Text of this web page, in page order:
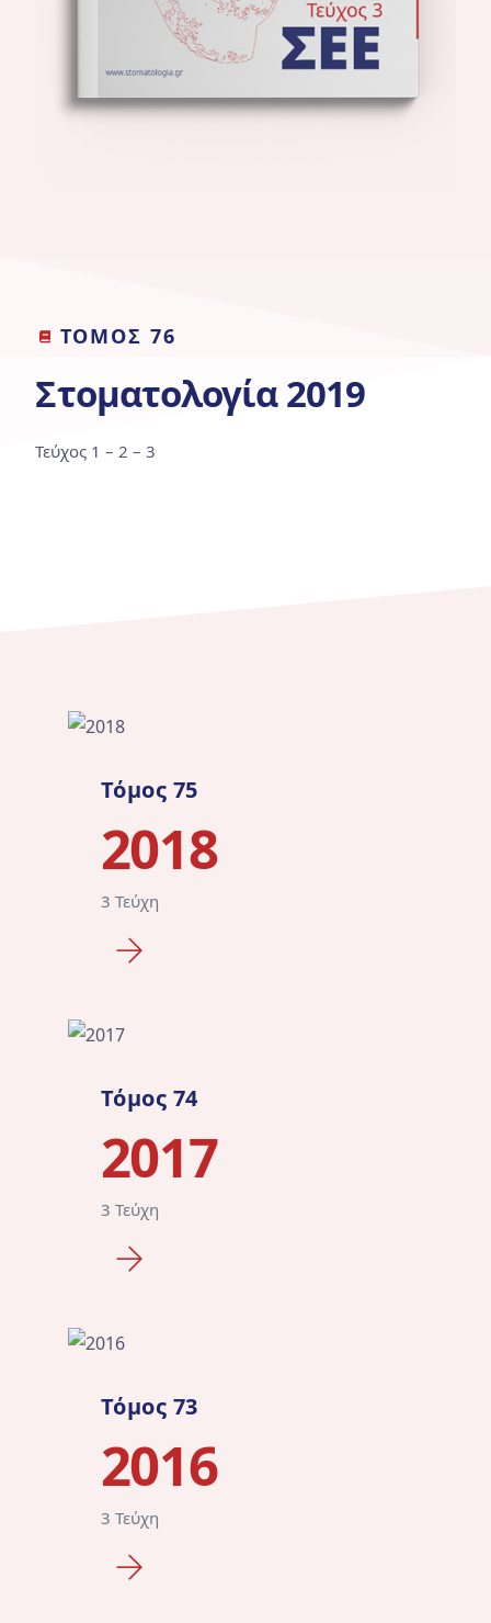
ΤΟΜΟΣ 76
Στοματολογία 2019
Τεύχος 1 – 2 – 3
Τόμος 75
2018
3 Τεύχη
Τόμος 74
2017
3 Τεύχη
Τόμος 73
2016
3 Τεύχη